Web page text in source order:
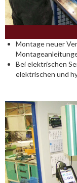
Montage neuer
Bei elektrischen
elektrischen und